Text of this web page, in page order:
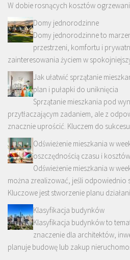
W dobie rosnących kosztów
Domy jednorodzinne
Domy jednorodzinne to
przestrzeni, komfortu i
zainteresowania życiem w
Jak ułatwić sprzątanie
plan i pułapki do uniknięcia
Sprzątanie mieszkania pod
przytłaczającym zadaniem, ale z
znacznie uprościć. Kluczem do
Odświeżenie mieszkania w
oszczędnością czasu i kosztów
Odświeżenie mieszkania w
można zrealizować, jeśli odpowiednio
Kluczowe jest stworzenie planu
Klasyfikacja budynków
Klasyfikacja budynków to
znaczenie dla architektów,
planuje budowę lub zakup